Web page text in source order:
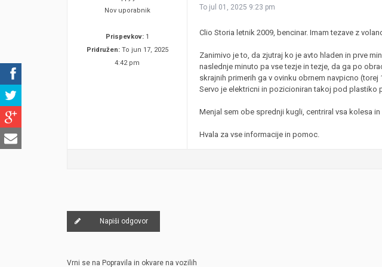
JERNEJ BOLKA
TEHNIČNA VPRAŠANJA
AVTOPLIN
Nov uporabnik
Prispevkov:1
Pridružen:To jun 17, 2025
4:42 pm
To jul 01, 2025 9:23 pm
Clio Storia letnik 2009, bencinar. Imam tezave z
Zanimivo je to, da zjutraj ko je avto hladen in prve
naslednje minuto pa vse tezje in tezje, da ga po
skrajnih primerih ga v ovinku obrnem navpicno
Servo je elektricni in pozicioniran takoj pod plastiko
Menjal sem obe sprednji kugli, centriral vsa kolesa
Hvala za vse informacije in pomoc.
Napiši odgovor
Vrni se na Popravila in okvare na vozilih